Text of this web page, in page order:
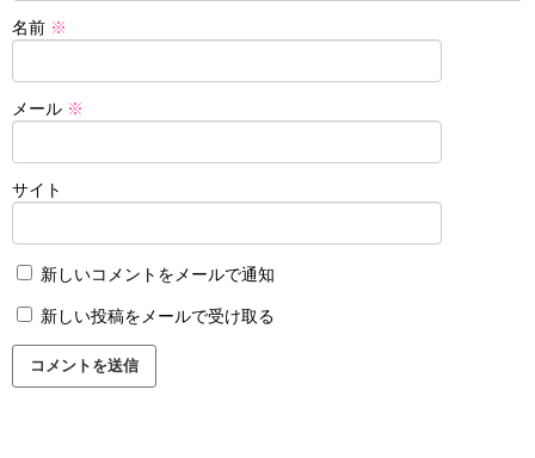
名前 ※
メール ※
サイト
新しいコメントをメールで通知
新しい投稿をメールで受け取る